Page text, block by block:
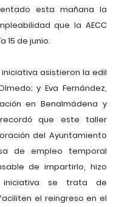
esta mañana la
que la AECC
15 de junio.
asistieron la edil
y Eva Fernández,
en Benalmádena y
recordó que este taller
del Ayuntamiento
de empleo temporal
de impartirlo, hizo
se trata de
el reingreso en el